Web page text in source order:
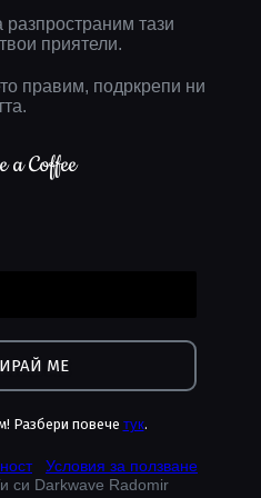
тази
приятели.
правим, подркрепи ни
a Coffee
Разбери повече тук.
Условия за ползване
си Darkwave Radomir